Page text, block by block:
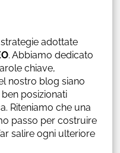
adottate
. Abbiamo dedicato
chiave,
nostro blog siano
posizionati
Riteniamo che una
passo per costruire
salire ogni ulteriore